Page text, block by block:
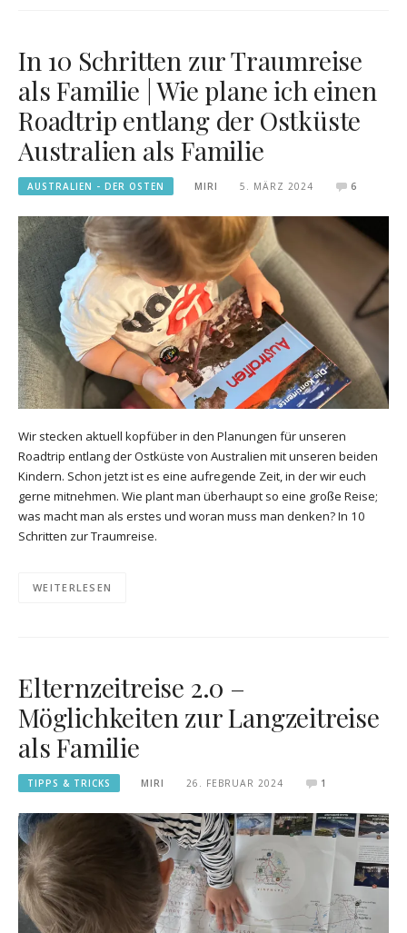
In 10 Schritten zur Traumreise
als Familie | Wie plane ich einen
Roadtrip entlang der Ostküste
Australien als Familie
AUSTRALIEN - DER OSTEN MIRI 5. MÄRZ 2024 6
Wir stecken aktuell kopfüber in den Planungen für unseren
Roadtrip entlang der Ostküste von Australien mit unseren beiden
Kindern. Schon jetzt ist es eine aufregende Zeit, in der wir euch
gerne mitnehmen. Wie plant man überhaupt so eine große Reise;
was macht man als erstes und woran muss man denken? In 10
Schritten zur Traumreise.
WEITERLESEN
Elternzeitreise 2.0 –
Möglichkeiten zur Langzeitreise
als Familie
TIPPS & TRICKS MIRI 26. FEBRUAR 2024 1